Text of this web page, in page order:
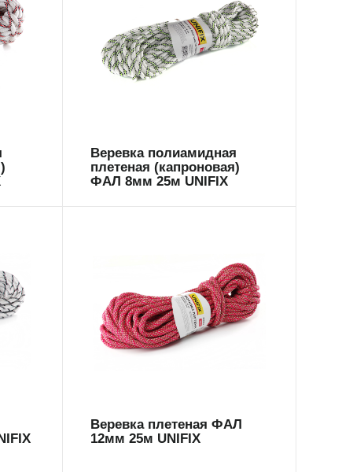
Веревка полиамидная
плетеная (капроновая)
ФАЛ 8мм 25м UNIFIX
699607
Веревка плетеная ФАЛ
12мм 25м UNIFIX
699596